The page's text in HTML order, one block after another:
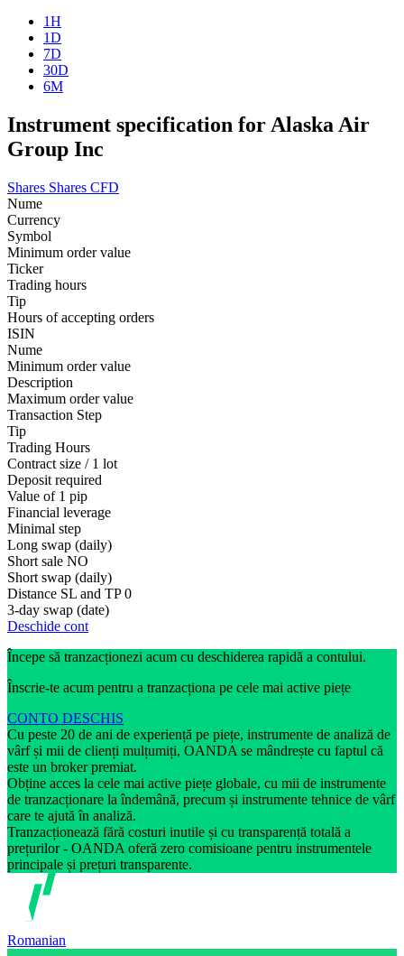
1H
1D
7D
30D
6M
Instrument specification for Alaska Air
Group Inc
Shares Shares CFD
Nume
Currency
Symbol
Minimum order value
Ticker
Trading hours
Tip
Hours of accepting orders
ISIN
Nume
Minimum order value
Description
Maximum order value
Transaction Step
Tip
Trading Hours
Contract size / 1 lot
Deposit required
Value of 1 pip
Financial leverage
Minimal step
Long swap (daily)
Short sale NO
Short swap (daily)
Distance SL and TP 0
3-day swap (date)
Deschide cont
Începe să tranzacționezi acum cu deschiderea rapidă a contului.
Înscrie-te acum pentru a tranzacționa pe cele mai active piețe
CONTO DESCHIS
Cu peste 20 de ani de experiență pe piețe, instrumente de analiză de
vârf și mii de clienți mulțumiți, OANDA se mândrește cu faptul că
este un broker premiat.
Obține acces la cele mai active piețe globale, cu mii de instrumente
de tranzacționare la îndemână, precum și instrumente tehnice de vârf
care te ajută în analiză.
Tranzacționează fără costuri inutile și cu transparență totală a
prețurilor - OANDA oferă zero comisioane pentru instrumentele
principale și prețuri transparente.
Romanian